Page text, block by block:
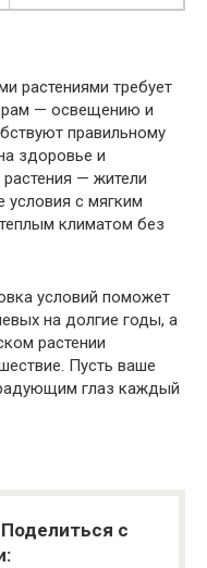
растениями требует
— освещению и
правильному
здоровье и
— жители
с мягким
климатом без
условий поможет
на долгие годы, а
растении
Пусть ваше
глаз каждый
с